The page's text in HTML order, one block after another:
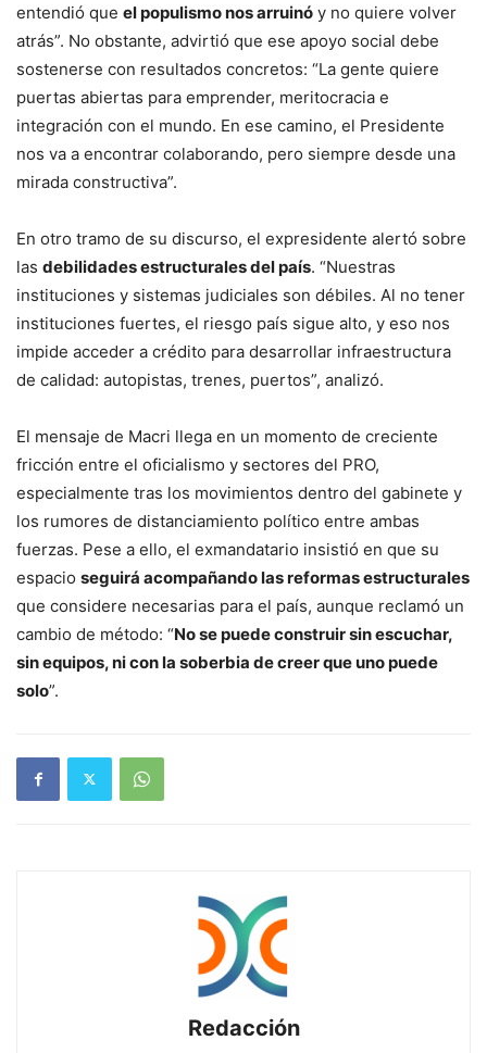
entendió que el populismo nos arruinó y no quiere volver
atrás”. No obstante, advirtió que ese apoyo social debe
sostenerse con resultados concretos: “La gente quiere
puertas abiertas para emprender, meritocracia e
integración con el mundo. En ese camino, el Presidente
nos va a encontrar colaborando, pero siempre desde una
mirada constructiva”.
En otro tramo de su discurso, el expresidente alertó sobre
las debilidades estructurales del país. “Nuestras
instituciones y sistemas judiciales son débiles. Al no tener
instituciones fuertes, el riesgo país sigue alto, y eso nos
impide acceder a crédito para desarrollar infraestructura
de calidad: autopistas, trenes, puertos”, analizó.
El mensaje de Macri llega en un momento de creciente
fricción entre el oficialismo y sectores del PRO,
especialmente tras los movimientos dentro del gabinete y
los rumores de distanciamiento político entre ambas
fuerzas. Pese a ello, el exmandatario insistió en que su
espacio seguirá acompañando las reformas estructurales
que considere necesarias para el país, aunque reclamó un
cambio de método: “No se puede construir sin escuchar,
sin equipos, ni con la soberbia de creer que uno puede
solo”.
Redacción